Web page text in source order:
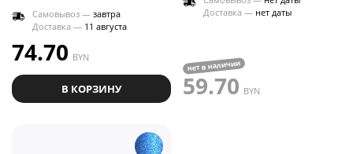
Самовывоз — завтра
Доставка — 11 августа
74.70 BYN
В КОРЗИНУ
Доставка — нет даты
нет в наличии
59.70 BYN